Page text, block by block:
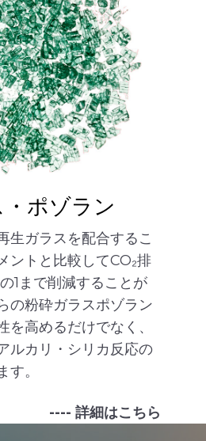
ポゾラン
生ガラスを配合するこ
ントと比較してCO₂排
1まで削減することが
の粉砕ガラスポゾラン
を高めるだけでなく、
ルカリ・シリカ反応の
す。
---- 詳細はこちら